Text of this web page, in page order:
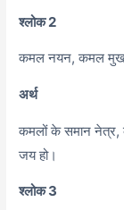
श्लोक 2
कमल नयन, कमल मुख,
अर्थ
कमलों के समान नेत्र,
जय हो।
श्लोक 3